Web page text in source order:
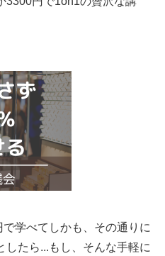
で学べてしかも、その通りに
たら...もし、そんな手軽に